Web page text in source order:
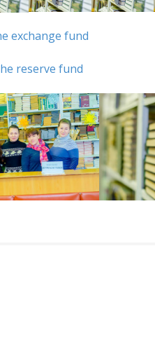
exchange fund
reserve fund